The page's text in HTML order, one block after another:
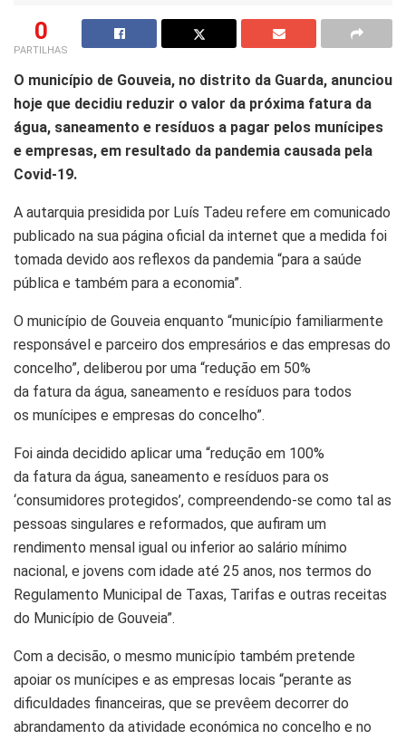
0
PARTILHAS
O município de Gouveia, no distrito da Guarda, anunciou
hoje que decidiu reduzir o valor da próxima fatura da
água, saneamento e resíduos a pagar pelos munícipes
e empresas, em resultado da pandemia causada pela
Covid-19.
A autarquia presidida por Luís Tadeu refere em comunicado
publicado na sua página oficial da internet que a medida foi
tomada devido aos reflexos da pandemia “para a saúde
pública e também para a economia”.
O município de Gouveia enquanto “município familiarmente
responsável e parceiro dos empresários e das empresas do
concelho”, deliberou por uma “redução em 50%
da fatura da água, saneamento e resíduos para todos
os munícipes e empresas do concelho”.
Foi ainda decidido aplicar uma “redução em 100%
da fatura da água, saneamento e resíduos para os
‘consumidores protegidos’, compreendendo-se como tal as
pessoas singulares e reformados, que aufiram um
rendimento mensal igual ou inferior ao salário mínimo
nacional, e jovens com idade até 25 anos, nos termos do
Regulamento Municipal de Taxas, Tarifas e outras receitas
do Município de Gouveia”.
Com a decisão, o mesmo município também pretende
apoiar os munícipes e as empresas locais “perante as
dificuldades financeiras, que se prevêem decorrer do
abrandamento da atividade económica no concelho e no